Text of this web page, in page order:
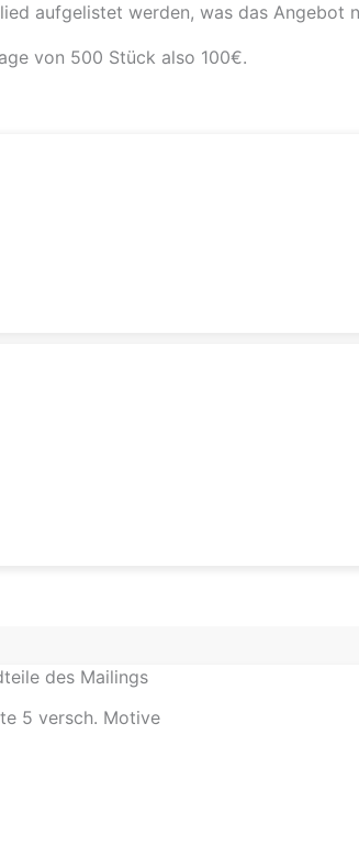
aufgelistet werden, was das Angebot
von 500 Stück also 100€.
des Mailings
5 versch. Motive